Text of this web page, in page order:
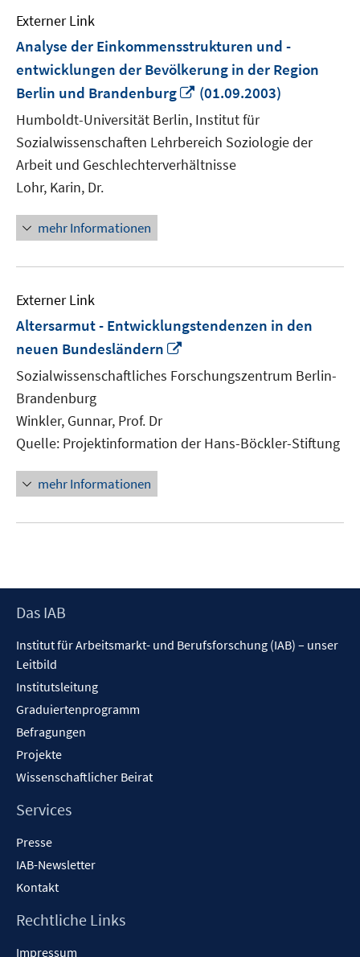
Externer Link
Analyse der Einkommensstrukturen und -
entwicklungen der Bevölkerung in der Region
Berlin und Brandenburg
In
neuem
Fenster
öffnen
(01.09.2003)
Humboldt-Universität Berlin, Institut für
Sozialwissenschaften Lehrbereich Soziologie der
Arbeit und Geschlechterverhältnisse
Lohr, Karin, Dr.
mehr Informationen
Externer Link
Altersarmut - Entwicklungstendenzen in den
neuen Bundesländern
neuem
Fenster
Sozialwissenschaftliches Forschungszentrum Berlin-
Brandenburg
Winkler, Gunnar, Prof. Dr
Quelle: Projektinformation der Hans-Böckler-Stiftung
mehr Informationen
Footer
Das IAB
Institut für Arbeitsmarkt- und Berufsforschung (IAB) – unser
Leitbild
Institutsleitung
Graduiertenprogramm
Befragungen
Projekte
Wissenschaftlicher Beirat
Services
Presse
IAB-Newsletter
Kontakt
Rechtliche Links
Impressum